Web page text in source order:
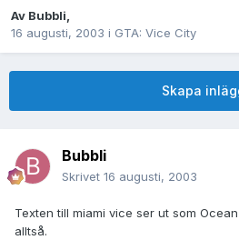
Av Bubbli,
16 augusti, 2003 i GTA: Vice City
Skapa
Bubbli
Skrivet 16 augusti, 2003
Texten till miami vice ser ut som
alltså.